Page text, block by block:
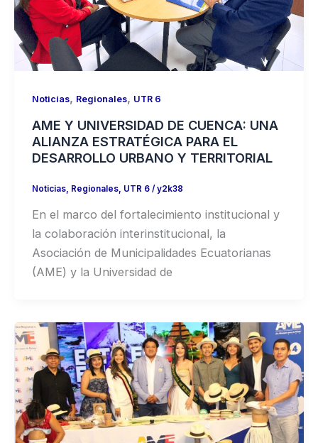
Noticias, Regionales, UTR 6
AME Y UNIVERSIDAD DE CUENCA: UNA
ALIANZA ESTRATÉGICA PARA EL
DESARROLLO URBANO Y TERRITORIAL
Noticias, Regionales, UTR 6/y2k38
En el marco del fortalecimiento institucional y
la colaboración interinstitucional, la
Asociación de Municipalidades Ecuatorianas
(AME) y la Universidad de